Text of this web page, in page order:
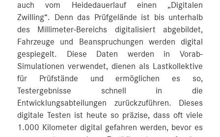
auch vom Heidedauerlauf einen „Digitalen
Zwilling“. Denn das Prüfgelände ist bis unterhalb
des Millimeter-Bereichs digitalisiert abgebildet,
Fahrzeuge und Beanspruchungen werden digital
gespiegelt. Diese Daten werden in Vorab-
Simulationen verwendet, dienen als Lastkollektive
für Prüfstände und ermöglichen es so,
Testergebnisse schnell in die
Entwicklungsabteilungen zurückzuführen. Dieses
digitale Testen ist heute so präzise, dass oft viele
1.000 Kilometer digital gefahren werden, bevor es